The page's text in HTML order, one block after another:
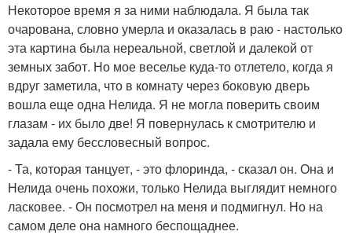
Некоторое время я за ними наблюдала. Я была так
очарована, словно умерла и оказалась в раю - настолько
эта картина была нереальной, светлой и далекой от
земных забот. Но мое веселье куда-то отлетело, когда я
вдруг заметила, что в комнату через боковую дверь
вошла еще одна Нелида. Я не могла поверить своим
глазам - их было две! Я повернулась к смотрителю и
задала ему бессловесный вопрос.
- Та, которая танцует, - это флоринда, - сказал он. Она и
Нелида очень похожи, только Нелида выглядит немного
ласковее. - Он посмотрел на меня и подмигнул. Но на
самом деле она намного беспощаднее.